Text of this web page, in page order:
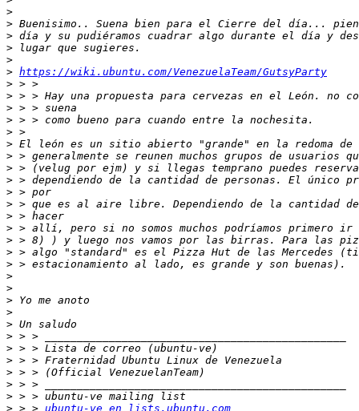
>
>
>
>
>
> https://wiki.ubuntu.com/VenezuelaTeam/GutsyParty
>
>
>
>
>
>
>
>
>
>
>
>
>
>
>
>
>
>
>
>
>
>
>
>
>
>
>
> > > ubuntu-ve en lists.ubuntu.com